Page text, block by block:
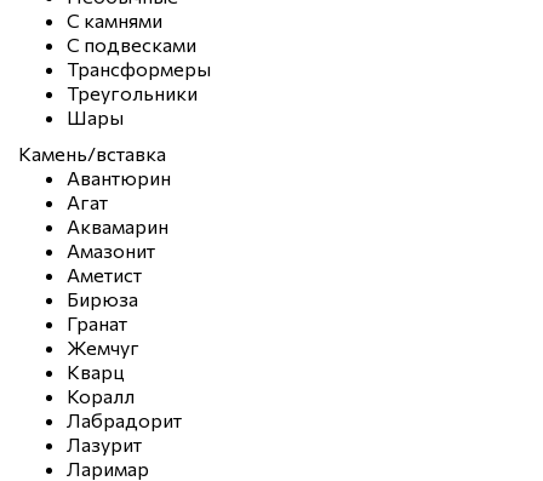
С камнями
С подвесками
Трансформеры
Треугольники
Шары
Камень/вставка
Авантюрин
Агат
Аквамарин
Амазонит
Аметист
Бирюза
Гранат
Жемчуг
Кварц
Коралл
Лабрадорит
Лазурит
Ларимар